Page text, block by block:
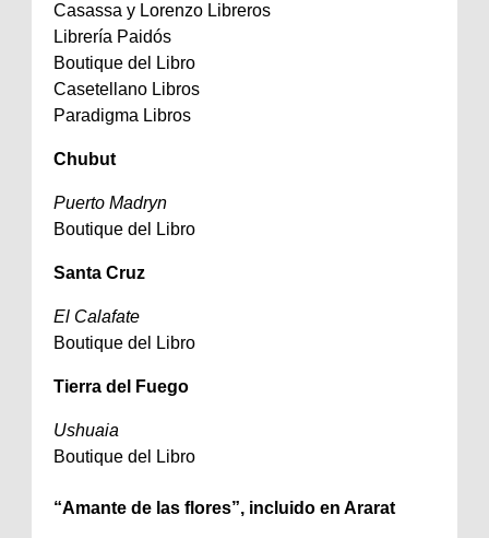
Casassa y Lorenzo Libreros
Librería Paidós
Boutique del Libro
Casetellano Libros
Paradigma Libros
Chubut
Puerto Madryn
Boutique del Libro
Santa Cruz
El Calafate
Boutique del Libro
Tierra del Fuego
Ushuaia
Boutique del Libro
“Amante de las flores”, incluido en Ararat